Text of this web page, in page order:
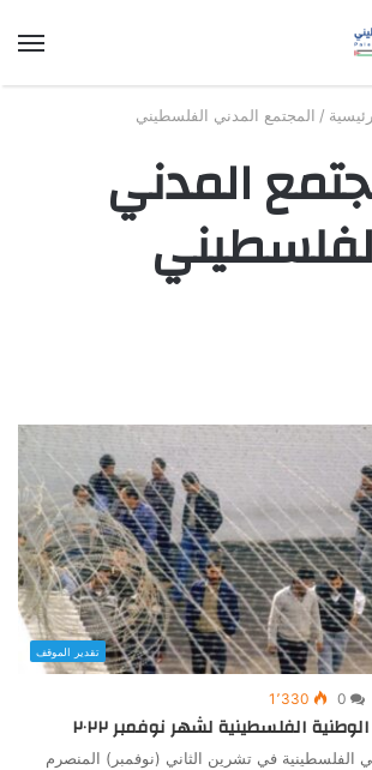
/ المجتمع المدني الفلسطيني
المدني
تقدير الموقف
0 1٬330
الفلسطينية لشهر نوفمبر ٢٠٢٢
الفلسطينية في تشرين الثاني (نوفمبر) المنصرم